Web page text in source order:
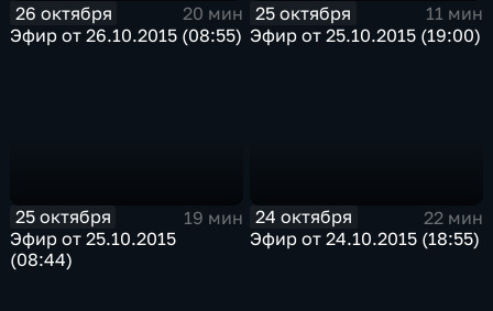
26 октября
20 мин
Эфир от 26.10.2015 (08:55)
25 октября
11 мин
Эфир от 25.10.2015 (19:00)
25 октября
19 мин
Эфир от 25.10.2015
(08:44)
24 октября
22 мин
Эфир от 24.10.2015 (18:55)